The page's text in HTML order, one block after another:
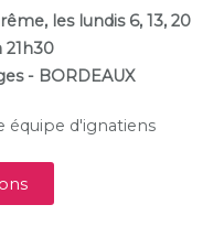
les lundis 6, 13, 20
21h30
- BORDEAUX
équipe d'ignatiens